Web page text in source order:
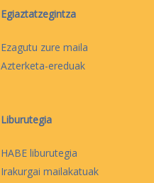
Egiaztatzegintza
Ezagutu zure maila
Azterketa-ereduak
Liburutegia
HABE liburutegia
Irakurgai mailakatuak